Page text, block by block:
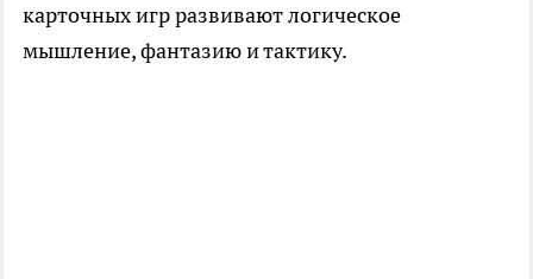
карточных игр развивают логическое
мышление, фантазию и тактику.